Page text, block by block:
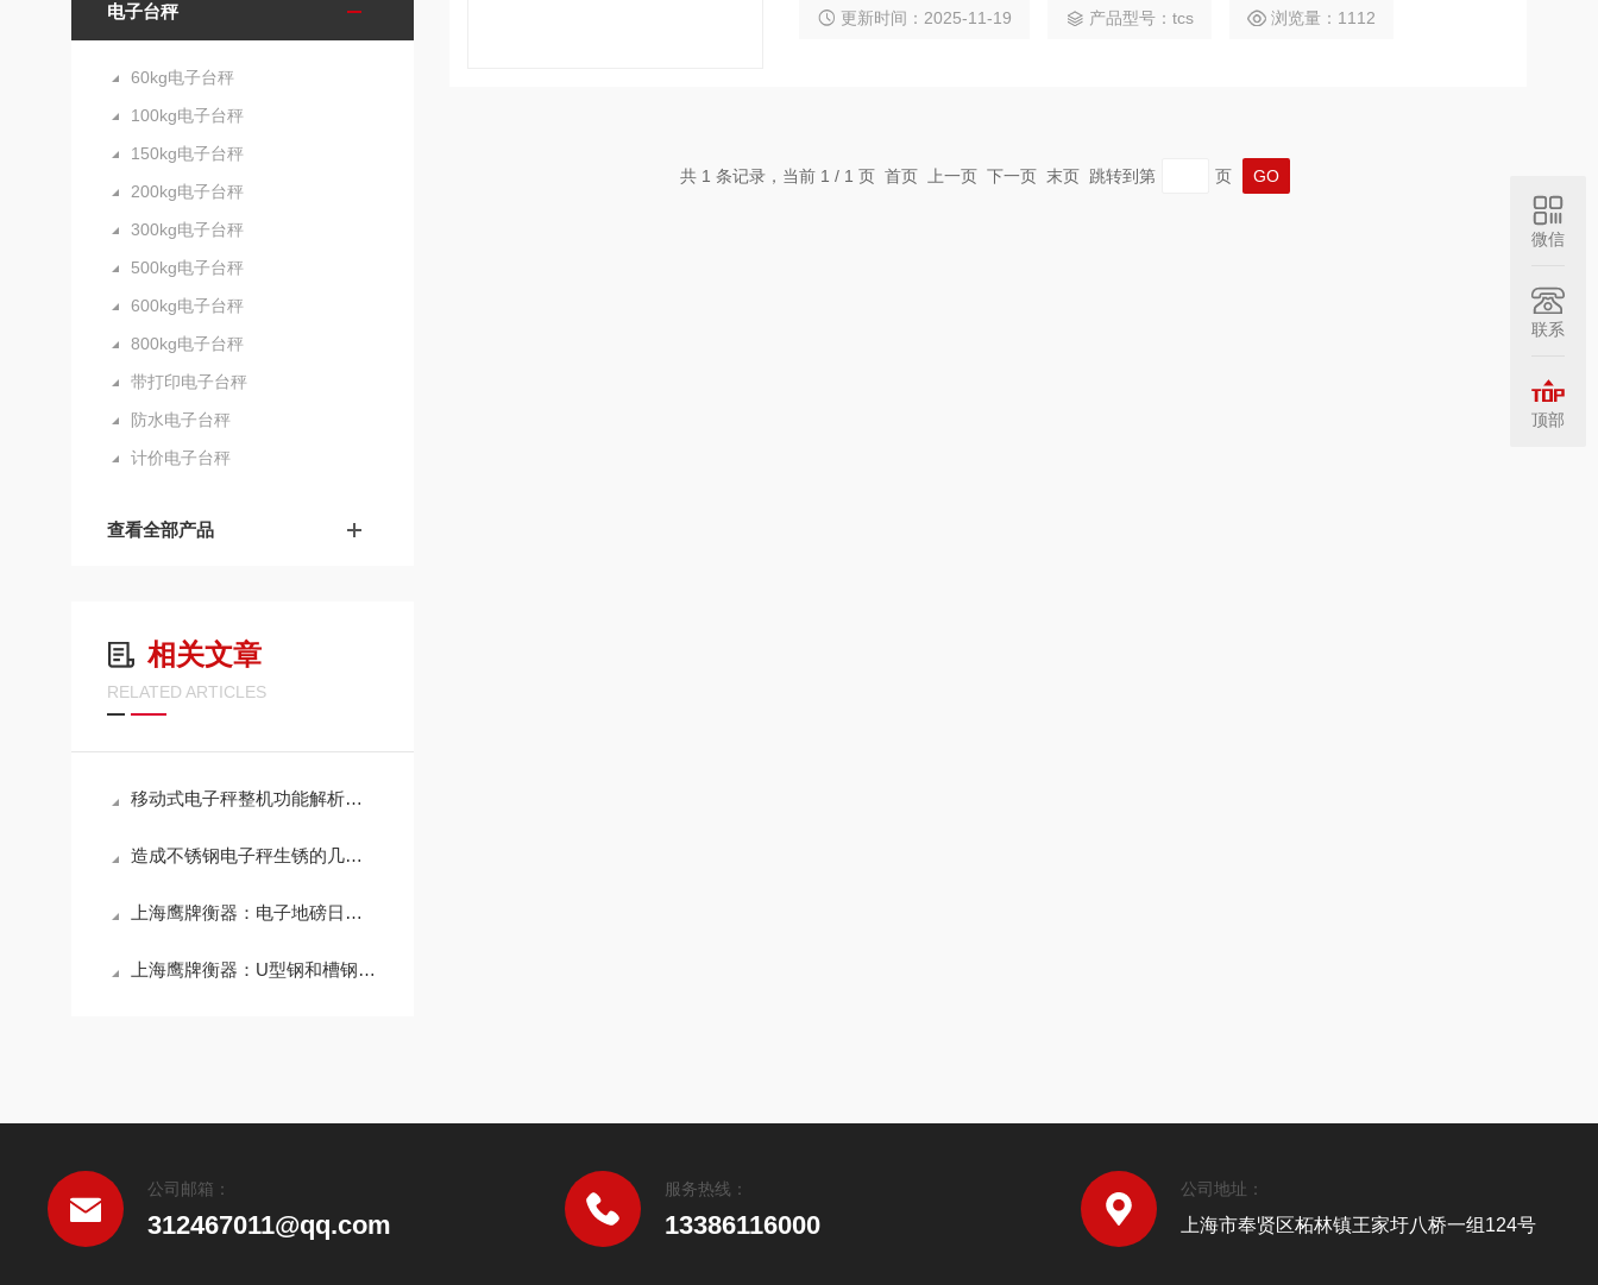
电子台秤
60kg电子台秤
100kg电子台秤
150kg电子台秤
200kg电子台秤
300kg电子台秤
500kg电子台秤
600kg电子台秤
800kg电子台秤
带打印电子台秤
防水电子台秤
计价电子台秤
查看全部产品
相关文章
RELATED ARTICLES
移动式电子秤整机功能解析与标准化运维技术
造成不锈钢电子秤生锈的几种特殊情况
上海鹰牌衡器：电子地磅日常怎么保养？
上海鹰牌衡器：U型钢和槽钢汽车衡有和不同？
更新时间：2025-11-19 产品型号：tcs 浏览量：1112
共 1 条记录，当前 1 / 1 页 首页 上一页 下一页 末页 跳转到第 页
公司邮箱：
312467011@qq.com
服务热线：
13386116000
公司地址：
上海市奉贤区柘林镇王家圩八桥一组124号
微信
联系
顶部